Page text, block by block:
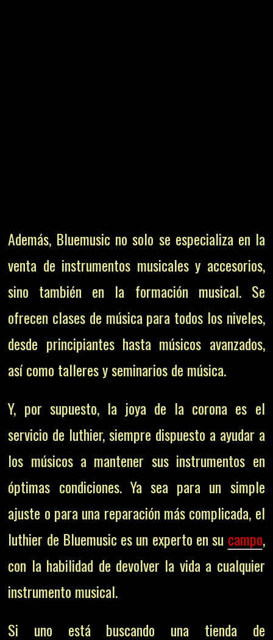
Además, Bluemusic no solo se especializa en la
venta de instrumentos musicales y accesorios,
sino también en la formación musical. Se
ofrecen clases de música para todos los niveles,
desde principiantes hasta músicos avanzados,
así como talleres y seminarios de música.
Y, por supuesto, la joya de la corona es el
servicio de luthier, siempre dispuesto a ayudar a
los músicos a mantener sus instrumentos en
óptimas condiciones. Ya sea para un simple
ajuste o para una reparación más complicada, el
luthier de Bluemusic es un experto en su campo,
con la habilidad de devolver la vida a cualquier
instrumento musical.
Si uno está buscando una tienda de